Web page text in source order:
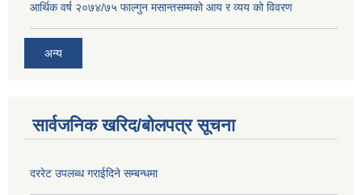
आर्थिक वर्ष २०७४/७५ फाल्गुन मसान्तसम्मको आय र व्यय को विवरण
अन्य
सार्वजनिक खरिद/बोलपत्र सूचना
दररेट उपलब्ध गराईदिने सम्बन्धमा